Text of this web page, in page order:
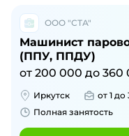
ООО "СТА"
Машинист
(ППУ, ППДУ)
от 200 000 до 360
Иркутск от 1 до
Полная занятость